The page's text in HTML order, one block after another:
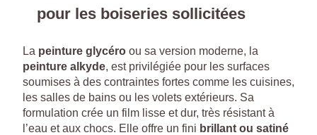
pour les boiseries sollicitées
La peinture glycéro ou sa version moderne, la
peinture alkyde, est privilégiée pour les surfaces
soumises à des contraintes fortes comme les cuisines,
les salles de bains ou les volets extérieurs. Sa
formulation crée un film lisse et dur, très résistant à
l’eau et aux chocs. Elle offre un fini brillant ou satiné